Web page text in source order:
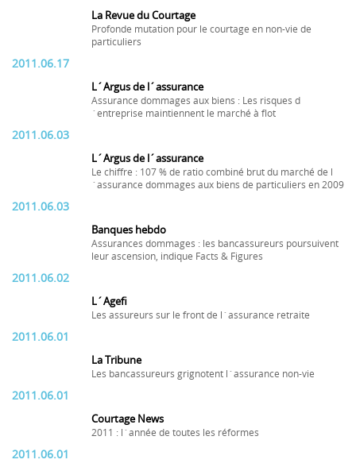
La Revue du Courtage
Profonde mutation pour le courtage en non-vie de
particuliers
2011.06.17
L´Argus de l´assurance
Assurance dommages aux biens : Les risques d
´entreprise maintiennent le marché à flot
2011.06.03
L´Argus de l´assurance
Le chiffre : 107 % de ratio combiné brut du marché de l
´assurance dommages aux biens de particuliers en 2009
2011.06.03
Banques hebdo
Assurances dommages : les bancassureurs poursuivent
leur ascension, indique Facts & Figures
2011.06.02
L´Agefi
Les assureurs sur le front de l´assurance retraite
2011.06.01
La Tribune
Les bancassureurs grignotent l´assurance non-vie
2011.06.01
Courtage News
2011 : l´année de toutes les réformes
2011.06.01